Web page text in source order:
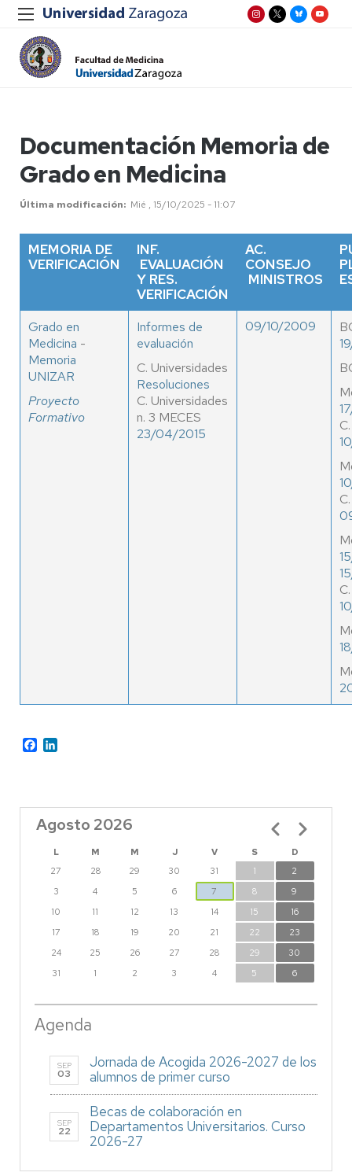
Documentación Memoria de
Grado en Medicina
Última modificación Mié , 15/10/2025 - 11:07
MEMORIA DE
VERIFICACIÓN
INF.
EVALUACIÓN
Y RES.
VERIFICACIÓN
AC.
CONSEJO
MINISTROS
Grado en
Medicina -
Memoria
UNIZAR
Proyecto
Formativo
Informes de
evaluación
C. Universidades
Resoluciones
C. Universidades
n. 3 MECES
23/04/2015
09/10/2009
Facebook
Agosto 2026
L M M J V S
D
27
28 29 30 31 1
2
3
4 5 6 7 8
9
10
11 12 13 14 15
16
17
18 19 20 21 22
23
24
25 26 27 28 29
30
31
1 2 3 4 5 6
Paginación
Agenda
SEP
03
Jornada de Acogida 2026-2027 de los
alumnos de primer curso
SEP
22
Becas de colaboración en
Departamentos Universitarios. Curso
2026-27